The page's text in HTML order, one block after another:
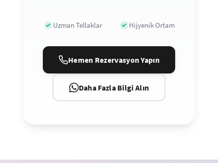
Uzman Tellaklar Hijyenik Ortam
Hemen Rezervasyon Yapın
Daha Fazla Bilgi Alın